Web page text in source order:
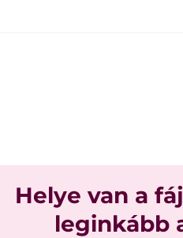
Helye van a
leginkább